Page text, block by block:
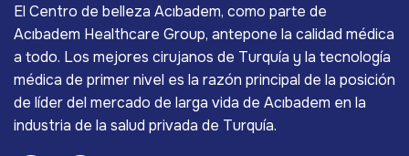
El Centro de belleza Acıbadem, como parte de
Acıbadem Healthcare Group, antepone la calidad médica
a todo. Los mejores cirujanos de Turquía y la tecnología
médica de primer nivel es la razón principal de la posición
de líder del mercado de larga vida de Acıbadem en la
industria de la salud privada de Turquía.